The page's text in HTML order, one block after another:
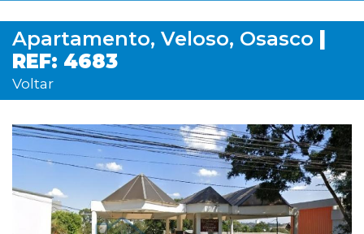
Apartamento, Veloso, Osasco
REF: 4683
Voltar